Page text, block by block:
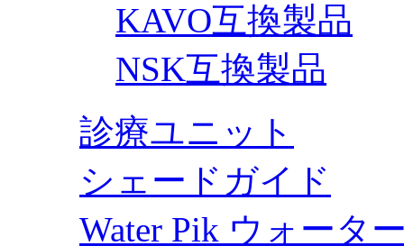
KAVO互換製品
NSK互換製品
診療ユニット
シェードガイド
Water Pik ウォータ